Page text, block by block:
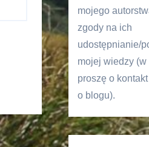
mojego
zgody na ich
udostępnianie/
mojej wiedzy (w
proszę o
o blogu).